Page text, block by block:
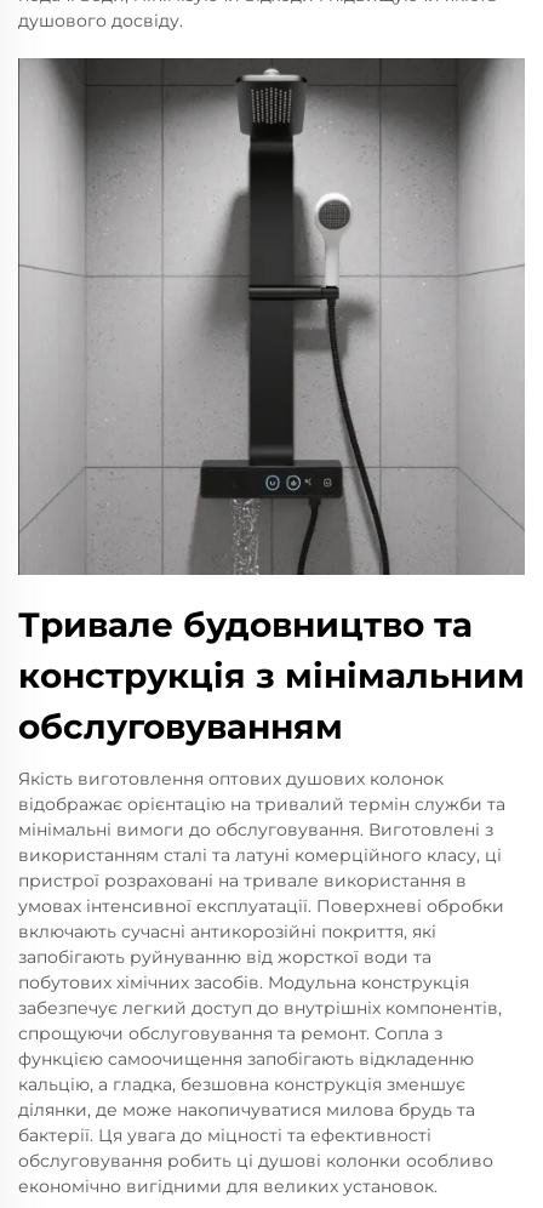
душового досвіду.
Тривале будовництво та
конструкція з мінімальним
обслуговуванням
Якість виготовлення оптових душових колонок
відображає орієнтацію на тривалий термін служби та
мінімальні вимоги до обслуговування. Виготовлені з
використанням сталі та латуні комерційного класу, ці
пристрої розраховані на тривале використання в
умовах інтенсивної експлуатації. Поверхневі обробки
включають сучасні антикорозійні покриття, які
запобігають руйнуванню від жорсткої води та
побутових хімічних засобів. Модульна конструкція
забезпечує легкий доступ до внутрішніх компонентів,
спрощуючи обслуговування та ремонт. Сопла з
функцією самоочищення запобігають відкладенню
кальцію, а гладка, безшовна конструкція зменшує
ділянки, де може накопичуватися милова брудь та
бактерії. Ця увага до міцності та ефективності
обслуговування робить ці душові колонки особливо
економічно вигідними для великих установок.